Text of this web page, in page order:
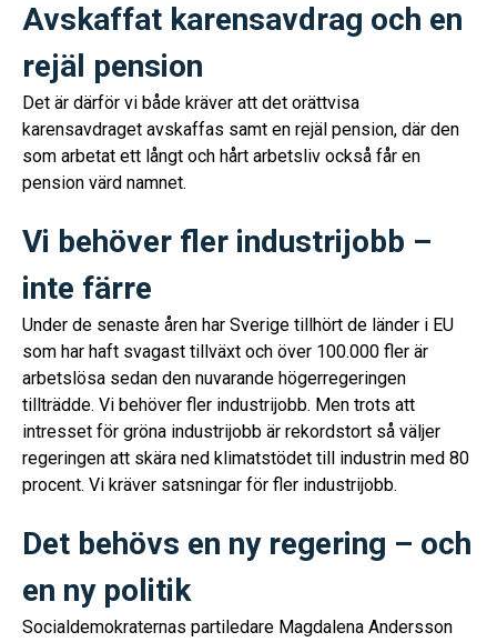
Avskaffat karensavdrag och en
rejäl pension
Det är därför vi både kräver att det orättvisa
karensavdraget avskaffas samt en rejäl pension, där den
som arbetat ett långt och hårt arbetsliv också får en
pension värd namnet.
Vi behöver fler industrijobb –
inte färre
Under de senaste åren har Sverige tillhört de länder i EU
som har haft svagast tillväxt och över 100.000 fler är
arbetslösa sedan den nuvarande högerregeringen
tillträdde. Vi behöver fler industrijobb. Men trots att
intresset för gröna industrijobb är rekordstort så väljer
regeringen att skära ned klimatstödet till industrin med 80
procent. Vi kräver satsningar för fler industrijobb.
Det behövs en ny regering – och
en ny politik
Socialdemokraternas partiledare Magdalena Andersson